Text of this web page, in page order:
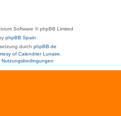
Software © phpBB Limited
phpBB Spain
durch phpBB.de
of Calendrier Lunaire.
Nutzungsbedingungen